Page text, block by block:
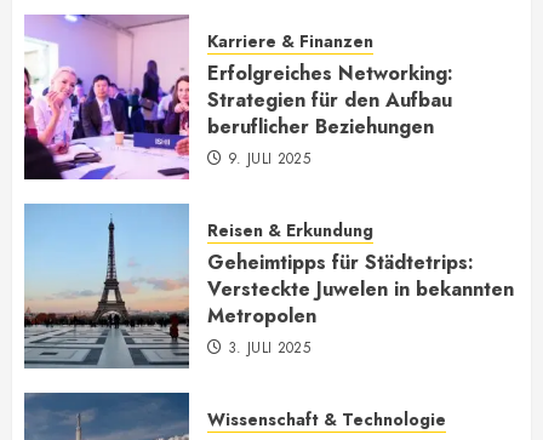
Karriere & Finanzen
Erfolgreiches Networking:
Strategien für den Aufbau
beruflicher Beziehungen
9. JULI 2025
Reisen & Erkundung
Geheimtipps für Städtetrips:
Versteckte Juwelen in bekannten
Metropolen
3. JULI 2025
Wissenschaft & Technologie